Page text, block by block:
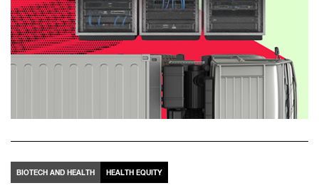
BIOTECH AND HEALTH HEALTH EQUITY